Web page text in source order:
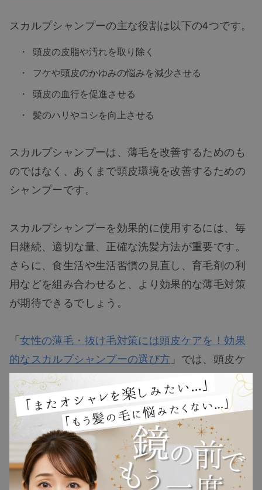
NEW
ウィッグ
プレゼント
スカルプシャンプーの主な役割は以下の4つです。
頭皮の皮脂や汚れを取り除く
フケや頭皮のかゆみの悩みを減少させる
頭皮の血行を促進させる
髪のハリやコシを向上させる
スカルプシャンプーは、薄毛を改善するためのも
のではなく、あくまで頭皮環境を改善するための
シャンプーです。
スカルプシャンプーを効果的に使用するには、毎
日継続、適切な量、正確な洗髪方法が重要です。
さらに、食生活や生活習慣の見直し、育毛剤の利
用などを組み合わせると、より効果的な薄毛対策
が期待できるでしょう。
「女性の薄毛・抜け毛対策には頭皮ケアを！効果
的なスカルプシャンプーの選び方 」では、頭皮ケ
アに最適なおすすめのシャンプーを紹介していま
す。「どのジャンプ―がいいかわからないわ」と
いう方はぜひ参考にしてください。
育毛効果が期待できるアロエシャンプーって？
アロエは美容と健康に良いとされ、昔から使われ